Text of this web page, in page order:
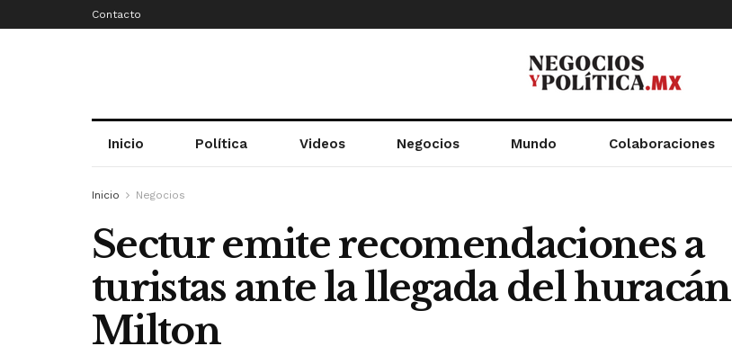
Contacto
Inicio Política Videos Negocios Mundo Colaboraciones
Inicio Negocios
Sectur emite recomendaciones a
turistas ante la llegada del huracán
Milton